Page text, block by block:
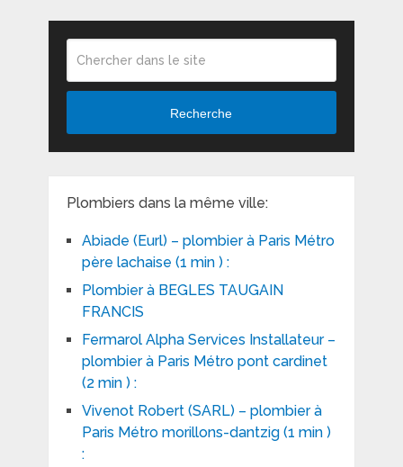
Recherche
Plombiers dans la même ville:
Abiade (Eurl) – plombier à Paris Métro
père lachaise (1 min ) :
Plombier à BEGLES TAUGAIN
FRANCIS
Fermarol Alpha Services Installateur –
plombier à Paris Métro pont cardinet
(2 min ) :
Vivenot Robert (SARL) – plombier à
Paris Métro morillons-dantzig (1 min )
: